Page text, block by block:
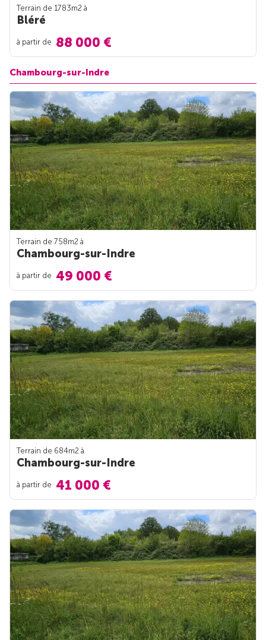
Terrain de 1783m2 à
Bléré
à partir de 88 000 €
Chambourg-sur-Indre
Terrain de 758m2 à
Chambourg-sur-Indre
à partir de 49 000 €
Terrain de 684m2 à
Chambourg-sur-Indre
à partir de 41 000 €